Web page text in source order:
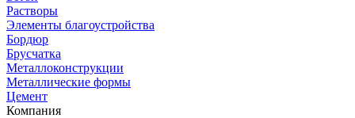
Растворы
Элементы благоустройства
Бордюр
Брусчатка
Металлоконструкции
Металлические формы
Цемент
Компания